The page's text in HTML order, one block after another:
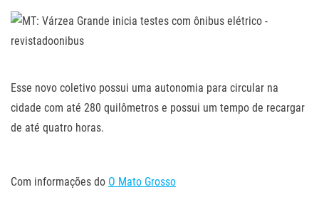
Esse novo coletivo possui uma autonomia para circular na
cidade com até 280 quilômetros e possui um tempo de recargar
de até quatro horas.
Com informações do O Mato Grosso